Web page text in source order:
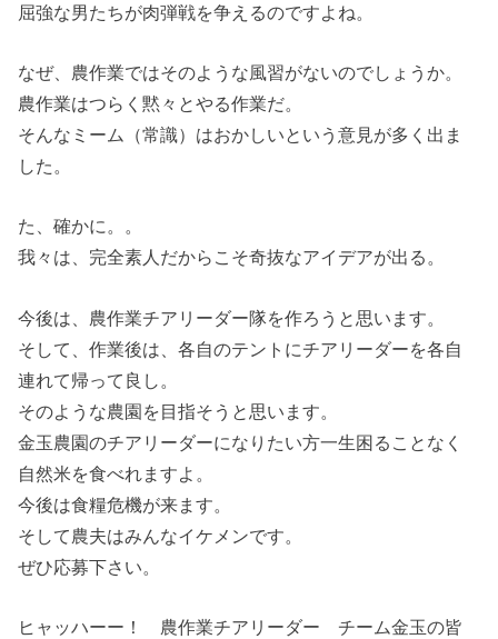
屈強な男たちが肉弾戦を争えるのですよね。
なぜ、農作業ではそのような風習がないのでしょうか。
農作業はつらく黙々とやる作業だ。
そんなミーム（常識）はおかしいという意見が多く出ま
した。
た、確かに。。
我々は、完全素人だからこそ奇抜なアイデアが出る。
今後は、農作業チアリーダー隊を作ろうと思います。
そして、作業後は、各自のテントにチアリーダーを各自
連れて帰って良し。
そのような農園を目指そうと思います。
金玉農園のチアリーダーになりたい方一生困ることなく
自然米を食べれますよ。
今後は食糧危機が来ます。
そして農夫はみんなイケメンです。
ぜひ応募下さい。
ヒャッハーー！ 農作業チアリーダー チーム金玉の皆